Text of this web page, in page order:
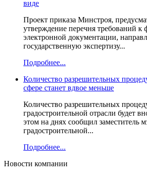
виде
Проект приказа Минстроя,
утверждение перечня требований к
электронной документации,
государственную экспертизу...
Подробнее...
Количество разрешительных
сфере станет вдвое меньше
Количество разрешительных
градостроительной отрасли будет
этом на днях сообщил заместитель
градостроительной...
Подробнее...
Новости компании